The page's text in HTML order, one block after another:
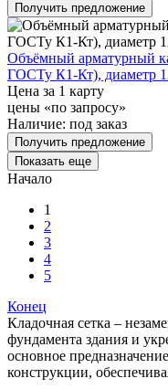
Получить предложение
Объёмный арматурный
ГОСТу К1-Кт), диаметр
Цена за 1 карту
цены «по запросу»
Наличие: под заказ
Получить предложение
Показать еще
Начало
1
2
3
4
5
Конец
Кладочная сетка –
фундамента здания и
основное
конструкции,